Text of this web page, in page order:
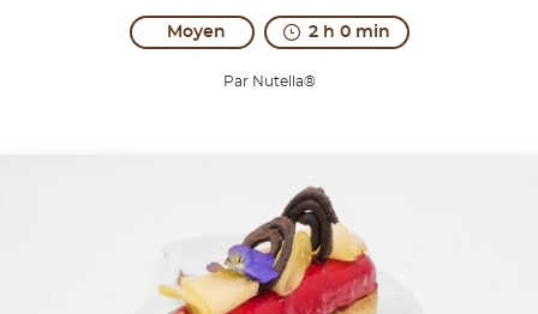
Moyen 2 h 0 min
Par Nutella®